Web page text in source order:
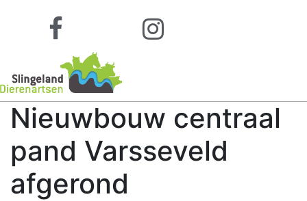
Nieuwbouw centraal
pand Varsseveld
afgerond